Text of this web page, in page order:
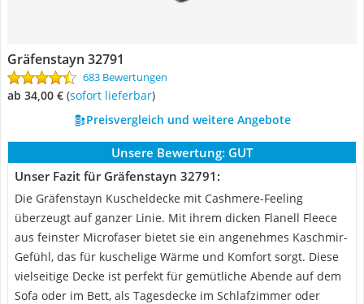
Gräfenstayn 32791
683 Bewertungen
ab 34,00 € ( Sofort lieferbar)
Preisvergleich und weitere Angebote
Unsere Bewertung: GUT
Unser Fazit für Gräfenstayn 32791:
Die Gräfenstayn Kuscheldecke mit Cashmere-Feeling
überzeugt auf ganzer Linie. Mit ihrem dicken Flanell Fleece
aus feinster Microfaser bietet sie ein angenehmes Kaschmir-
Gefühl, das für kuschelige Wärme und Komfort sorgt. Diese
vielseitige Decke ist perfekt für gemütliche Abende auf dem
Sofa oder im Bett, als Tagesdecke im Schlafzimmer oder